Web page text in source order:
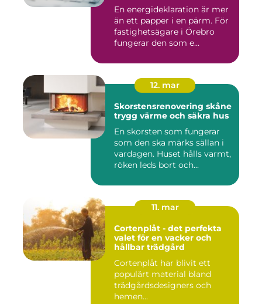
En energideklaration är mer
än ett papper i en pärm. För
fastighetsägare i Örebro
fungerar den som e...
12. mar
Skorstensrenovering skåne
trygg värme och säkra hus
En skorsten som fungerar
som den ska märks sällan i
vardagen. Huset hålls varmt,
röken leds bort och...
11. mar
Cortenplåt - det perfekta
valet för en vacker och
hållbar trädgård
Cortenplåt har blivit ett
populärt material bland
trädgårdsdesigners och
hemen...